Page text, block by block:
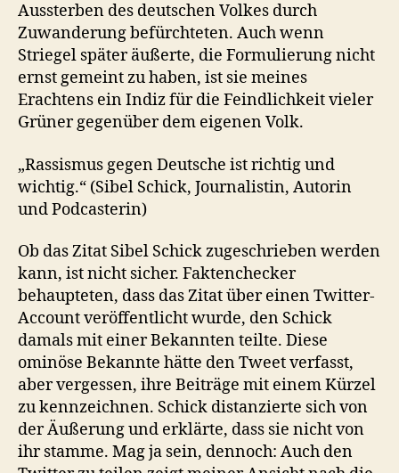
Aussterben des deutschen Volkes durch
Zuwanderung befürchteten. Auch wenn
Striegel später äußerte, die Formulierung nicht
ernst gemeint zu haben, ist sie meines
Erachtens ein Indiz für die Feindlichkeit vieler
Grüner gegenüber dem eigenen Volk.
„Rassismus gegen Deutsche ist richtig und
wichtig.“ (Sibel Schick, Journalistin, Autorin
und Podcasterin)
Ob das Zitat Sibel Schick zugeschrieben werden
kann, ist nicht sicher. Faktenchecker
behaupteten, dass das Zitat über einen Twitter-
Account veröffentlicht wurde, den Schick
damals mit einer Bekannten teilte. Diese
ominöse Bekannte hätte den Tweet verfasst,
aber vergessen, ihre Beiträge mit einem Kürzel
zu kennzeichnen. Schick distanzierte sich von
der Äußerung und erklärte, dass sie nicht von
ihr stamme. Mag ja sein, dennoch: Auch den